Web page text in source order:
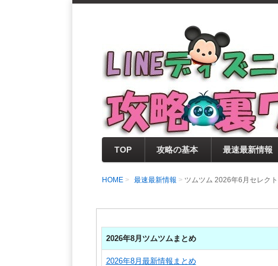
LINEディズニー ツム
支持率No1！痒いところに手が届くツ
セレクト情報をいち早く提供するとと
0％楽しめるサイトを目指しています。
TOP 攻略の基本 最速最新情報
HOME 最速最新情報 ツムツム 2026年6月セレク
2026年8月ツムツムまとめ
2026年8月最新情報まとめ